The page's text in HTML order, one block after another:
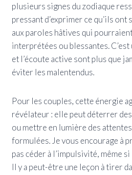
plusieurs signes du zodiaque
pressant d’exprimer ce qu’ils
aux paroles hâtives qui
interprétées ou blessantes.
et l’écoute active sont plus que
éviter les malentendus.
Pour les couples, cette énergie
révélateur : elle peut déterrer
ou mettre en lumière des
formulées. Je vous encourage à
pas céder à l’impulsivité, même
Il y a peut-être une leçon à tirer